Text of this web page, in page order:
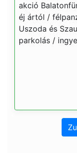
akció
éj ártól /
Uszoda és
parkolás /